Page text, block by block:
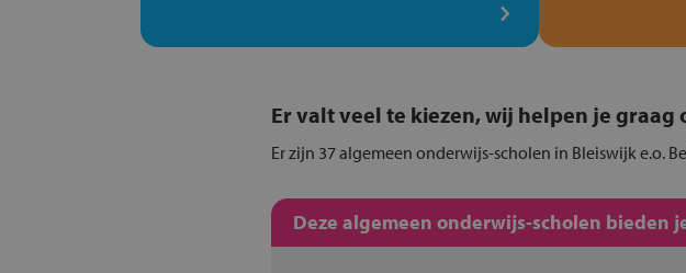
Er valt veel te kiezen, wij helpen je graag
Er zijn 37 algemeen onderwijs-scholen in Bleiswijk e.o.
Deze algemeen onderwijs-scholen